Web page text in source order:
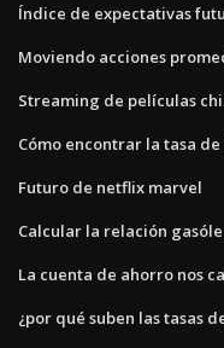
Índice de expectativas
Moviendo acciones
Streaming de películas
Cómo encontrar la tasa
Futuro de netflix marvel
Calcular la relación
La cuenta de ahorro nos
¿por qué suben las tasas